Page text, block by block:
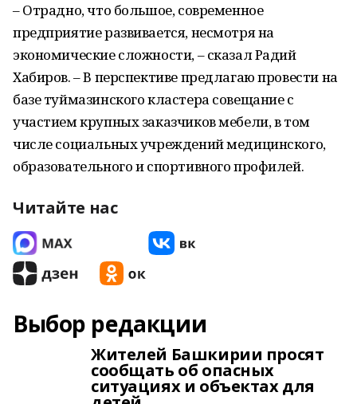
– Отрадно, что большое, современное
предприятие развивается, несмотря на
экономические сложности, – сказал Радий
Хабиров. – В перспективе предлагаю провести на
базе туймазинского кластера совещание с
участием крупных заказчиков мебели, в том
числе социальных учреждений медицинского,
образовательного и спортивного профилей.
Читайте нас
Выбор редакции
Жителей Башкирии просят
сообщать об опасных
ситуациях и объектах для